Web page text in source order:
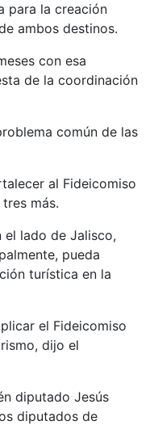
para la creación
ambos destinos.
con esa
de la coordinación
común de las
al Fideicomiso
más.
el lado de Jalisco,
pueda
turística en la
el Fideicomiso
dijo el
diputado Jesús
diputados de